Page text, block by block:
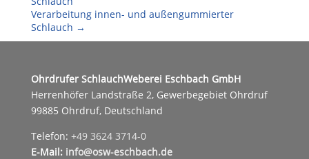
Verarbeitung innen- und außengummierter
Schlauch →
Ohrdrufer SchlauchWeberei Eschbach GmbH
Herrenhöfer Landstraße 2, Gewerbegebiet Ohrdruf
99885 Ohrdruf, Deutschland
Telefon: +49 3624 3714-0
E-Mail: info@osw-eschbach.de